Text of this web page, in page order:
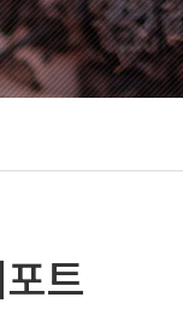
트